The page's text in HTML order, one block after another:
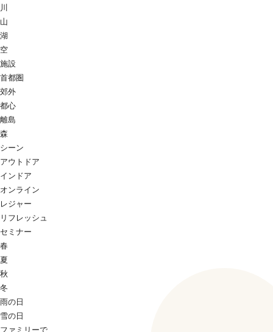
川
山
湖
空
施設
首都圏
郊外
都心
離島
森
シーン
アウトドア
インドア
オンライン
レジャー
リフレッシュ
セミナー
春
夏
秋
冬
雨の日
雪の日
ファミリーで